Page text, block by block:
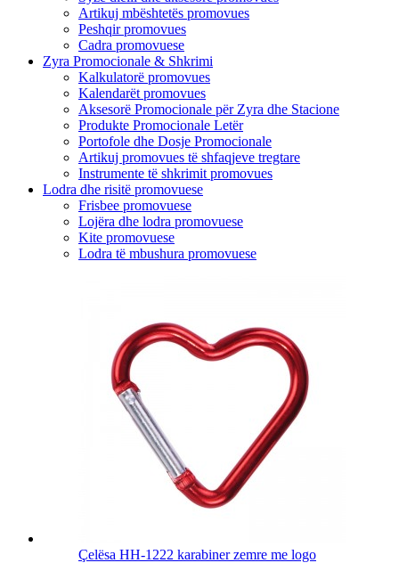
Artikuj mbështetës promovues
Peshqir promovues
Cadra promovuese
Zyra Promocionale & Shkrimi
Kalkulatorë promovues
Kalendarët promovues
Aksesorë Promocionale për Zyra dhe Stacione
Produkte Promocionale Letër
Portofole dhe Dosje Promocionale
Artikuj promovues të shfaqjeve tregtare
Instrumente të shkrimit promovues
Lodra dhe risitë promovuese
Frisbee promovuese
Lojëra dhe lodra promovuese
Kite promovuese
Lodra të mbushura promovuese
Çelësa HH-1222 karabiner zemre me logo